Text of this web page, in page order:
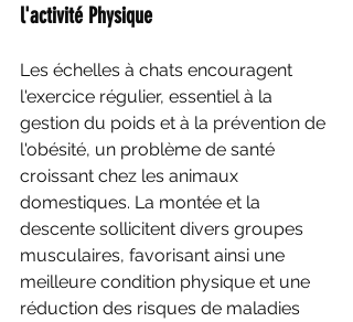
l'activité Physique
Les échelles à chats encouragent
l'exercice régulier, essentiel à la
gestion du poids et à la prévention de
l'obésité, un problème de santé
croissant chez les animaux
domestiques. La montée et la
descente sollicitent divers groupes
musculaires, favorisant ainsi une
meilleure condition physique et une
réduction des risques de maladies